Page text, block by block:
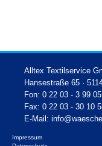
Alltex Textilservice
Hansestraße 65 ·
Fon: 0 22 03 - 3 99 05
Fax: 0 22 03 - 30 10
E-Mail:
Impressum